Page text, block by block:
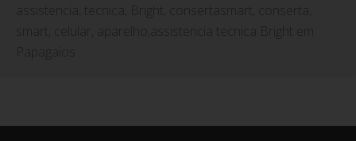
assistencia, tecnica, Bright, consertasmart, conserta,
smart, celular, aparelho,assistencia tecnica Bright em
Papagaios